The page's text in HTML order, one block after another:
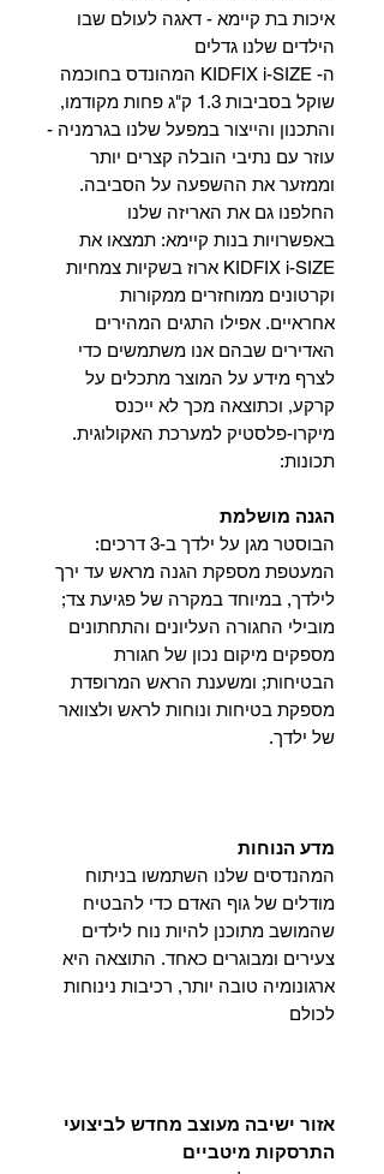
איכות בת קיימא - דאגה לעולם שבו
הילדים שלנו גדלים
ה- KIDFIX i-SIZE המהונדס בחוכמה
שוקל בסביבות 1.3 ק"ג פחות מקודמו,
והתכנון והייצור במפעל שלנו בגרמניה -
עוזר עם נתיבי הובלה קצרים יותר
וממזער את ההשפעה על הסביבה.
החלפנו גם את האריזה שלנו
באפשרויות בנות קיימא: תמצאו את
KIDFIX i-SIZE ארוז בשקיות צמחיות
וקרטונים ממוחזרים ממקורות
אחראיים. אפילו התגים המהירים
האדירים שבהם אנו משתמשים כדי
לצרף מידע על המוצר מתכלים על
קרקע, וכתוצאה מכך לא ייכנס
מיקרו-פלסטיק למערכת האקולוגית.
תכונות:
הגנה מושלמת
הבוסטר מגן על ילדך ב-3 דרכים:
המעטפת מספקת הגנה מראש עד ירך
לילדך, במיוחד במקרה של פגיעת צד;
מובילי החגורה העליונים והתחתונים
מספקים מיקום נכון של חגורת
הבטיחות; ומשענת הראש המרופדת
מספקת בטיחות ונוחות לראש ולצוואר
של ילדך.
מדע הנוחות
המהנדסים שלנו השתמשו בניתוח
מודלים של גוף האדם כדי להבטיח
שהמושב מתוכנן להיות נוח לילדים
צעירים ומבוגרים כאחד. התוצאה היא
ארגונומיה טובה יותר, רכיבות נינוחות
לכולם
אזור ישיבה מעוצב מחדש לביצועי
התרסקות מיטביים